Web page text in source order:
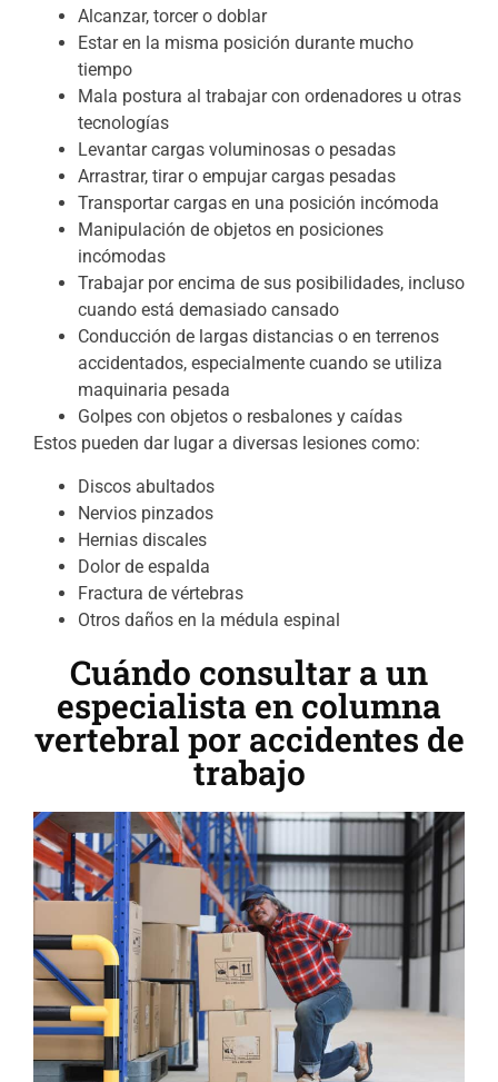
Alcanzar, torcer o doblar
Estar en la misma posición durante mucho
tiempo
Mala postura al trabajar con ordenadores u otras
tecnologías
Levantar cargas voluminosas o pesadas
Arrastrar, tirar o empujar cargas pesadas
Transportar cargas en una posición incómoda
Manipulación de objetos en posiciones
incómodas
Trabajar por encima de sus posibilidades, incluso
cuando está demasiado cansado
Conducción de largas distancias o en terrenos
accidentados, especialmente cuando se utiliza
maquinaria pesada
Golpes con objetos o resbalones y caídas
Estos pueden dar lugar a diversas lesiones como:
Discos abultados
Nervios pinzados
Hernias discales
Dolor de espalda
Fractura de vértebras
Otros daños en la médula espinal
Cuándo consultar a un
especialista en columna
vertebral por accidentes de
trabajo